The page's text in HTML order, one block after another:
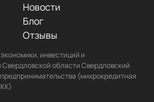
Новости
Блог
Отзывы
инвестиций и
области Свердловский
(микрокредитная